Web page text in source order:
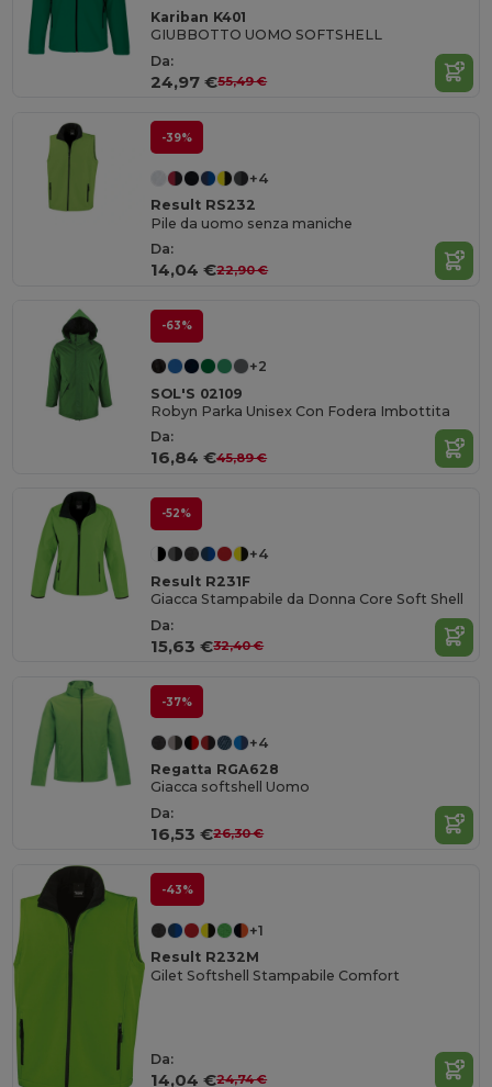
Kariban K401
GIUBBOTTO UOMO SOFTSHELL
Da:
24,97 €55,49 €
-39%
+4
Result RS232
Pile da uomo senza maniche
Da:
14,04 €22,90 €
-63%
+2
SOL'S 02109
Robyn Parka Unisex Con Fodera Imbottita
Da:
16,84 €45,89 €
-52%
+4
Result R231F
Giacca Stampabile da Donna Core Soft Shell
Da:
15,63 €32,40 €
-37%
+4
Regatta RGA628
Giacca softshell Uomo
Da:
16,53 €26,30 €
-43%
+1
Result R232M
Gilet Softshell Stampabile Comfort
Da:
14,04 €24,74 €